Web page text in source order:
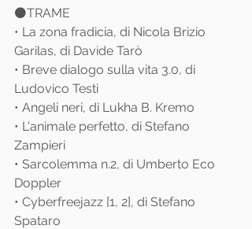
⚫️TRAME
• La zona fradicia, di Nicola Brizio
Garilas, di Davide Tarò
• Breve dialogo sulla vita 3.0, di
Ludovico Testi
• Angeli neri, di Lukha B. Kremo
• L'animale perfetto, di Stefano
Zampieri
• Sarcolemma n.2, di Umberto Eco
Doppler
• Cyberfreejazz [1, 2], di Stefano
Spataro